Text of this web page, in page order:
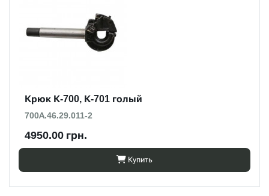
Крюк К-700, К-701 голый
700А.46.29.011-2
4950.00 грн.
Купить